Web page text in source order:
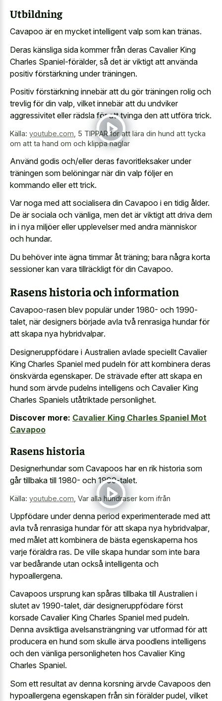
Utbildning
Cavapoo är en mycket intelligent valp som kan tränas.
Deras känsliga sida kommer från deras Cavalier King
Charles Spaniel-förälder, så det är viktigt att använda
positiv förstärkning under träningen.
Positiv förstärkning innebär att du gör träningen rolig och
trevlig för din valp, vilket innebär att du undviker
aggressivitet eller rädsla för att tvinga den att utföra trick.
Källa: youtube.com, 5 TIPPAR för att lära din hund att tycka
om att ta hand om och klippa naglar
Använd godis och/eller deras favoritleksaker under
träningen som belöningar när din valp följer en
kommando eller ett trick.
Var noga med att socialisera din Cavapoo i en tidig ålder.
De är sociala och vänliga, men det är viktigt att driva dem
in i nya miljöer eller upplevelser med andra människor
och hundar.
Du behöver inte ägna timmar åt träning; bara några korta
sessioner kan vara tillräckligt för din Cavapoo.
Rasens historia och information
Cavapoo-rasen blev populär under 1980- och 1990-
talet, när designers började avla två renrasiga hundar för
att skapa nya hybridvalpar.
Designeruppfödare i Australien avlade speciellt Cavalier
King Charles Spaniel med pudeln för att kombinera deras
önskvärda egenskaper. De strävade efter att skapa en
hund som ärvde pudelns intelligens och Cavalier King
Charles Spaniels utåtriktade personlighet.
Discover more: Cavalier King Charles Spaniel Mot
Cavapoo
Rasens historia
Designerhundar som Cavapoos har en rik historia som
går tillbaka till 1980- och 1990-talet.
Källa: youtube.com, Var alla hundraser kom ifrån
Uppfödare under denna period experimenterade med att
avla två renrasiga hundar för att skapa nya hybridvalpar,
med målet att kombinera de bästa egenskaperna hos
varje föräldra ras. De ville skapa hundar som inte bara
var bedårande utan också intelligenta och
hypoallergena.
Cavapoos ursprung kan spåras tillbaka till Australien i
slutet av 1990-talet, där designeruppfödare först
korsade Cavalier King Charles Spaniel med pudeln.
Denna avsiktliga avelsansträngning var utformad för att
producera en hund som skulle ärva poodlens intelligens
och den vänliga personligheten hos Cavalier King
Charles Spaniel.
Som ett resultat av denna korsning ärvde Cavapoos den
hypoallergena egenskapen från sin förälder pudel, vilket